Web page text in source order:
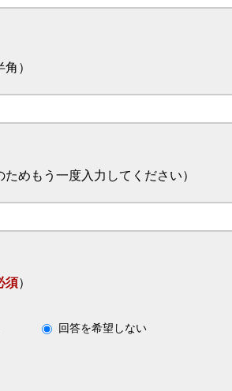
）
めもう一度入力してください）
須）
回答を希望しない